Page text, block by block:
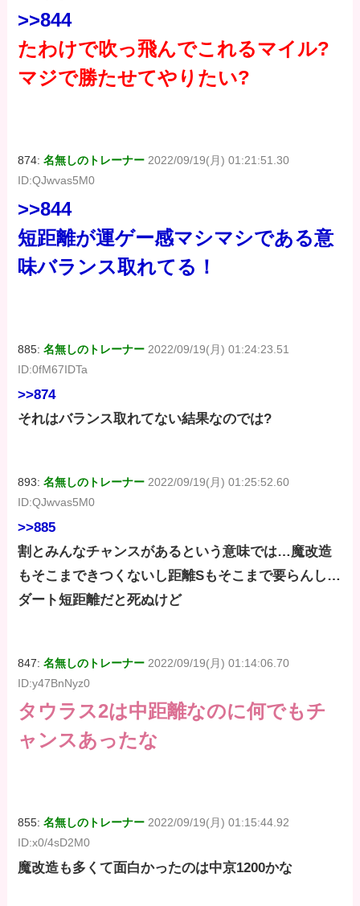
>>844
たわけで吹っ飛んでこれるマイル?
マジで勝たせてやりたい?
874:名無しのトレーナー 2022/09/19(月) 01:21:51.30
ID:QJwvas5M0
>>844
短距離が運ゲー感マシマシである意
味バランス取れてる！
885:名無しのトレーナー 2022/09/19(月) 01:24:23.51
ID:0fM67IDTa
>>874
それはバランス取れてない結果なのでは?
893:名無しのトレーナー 2022/09/19(月) 01:25:52.60
ID:QJwvas5M0
>>885
割とみんなチャンスがあるという意味では…魔改造
もそこまできつくないし距離Sもそこまで要らんし…
ダート短距離だと死ぬけど
847:名無しのトレーナー 2022/09/19(月) 01:14:06.70
ID:y47BnNyz0
タウラス2は中距離なのに何でもチ
ャンスあったな
855:名無しのトレーナー 2022/09/19(月) 01:15:44.92
ID:x0/4sD2M0
魔改造も多くて面白かったのは中京1200かな